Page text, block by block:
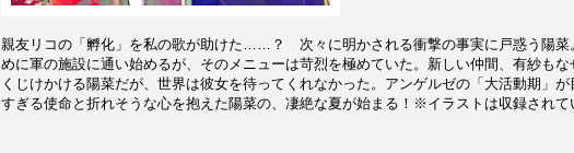
親友リコの「孵化」を私の歌が助けた……？ 次々に明かされる衝撃の事実に戸惑う陽菜
めに軍の施設に通い始めるが、そのメニューは苛烈を極めていた。新しい仲間、有紗もな
くじけかける陽菜だが、世界は彼女を待ってくれなかった。アンゲルゼの「大活動期」
すぎる使命と折れそうな心を抱えた陽菜の、凄絶な夏が始まる！※イラストは収録されて